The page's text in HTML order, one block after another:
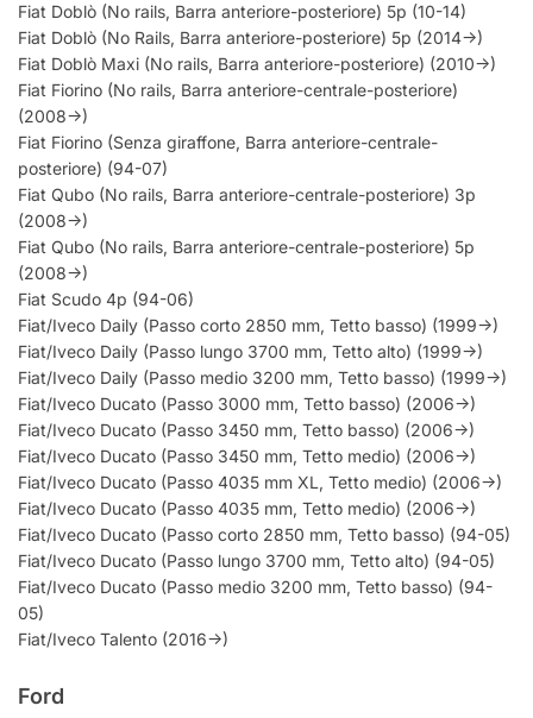
Fiat Doblò (No rails, Barra anteriore-posteriore) 5p (10-14)
Fiat Doblò (No Rails, Barra anteriore-posteriore) 5p (2014->)
Fiat Doblò Maxi (No rails, Barra anteriore-posteriore) (2010->)
Fiat Fiorino (No rails, Barra anteriore-centrale-posteriore)
(2008->)
Fiat Fiorino (Senza giraffone, Barra anteriore-centrale-
posteriore) (94-07)
Fiat Qubo (No rails, Barra anteriore-centrale-posteriore) 3p
(2008->)
Fiat Qubo (No rails, Barra anteriore-centrale-posteriore) 5p
(2008->)
Fiat Scudo 4p (94-06)
Fiat/Iveco Daily (Passo corto 2850 mm, Tetto basso) (1999->)
Fiat/Iveco Daily (Passo lungo 3700 mm, Tetto alto) (1999->)
Fiat/Iveco Daily (Passo medio 3200 mm, Tetto basso) (1999->)
Fiat/Iveco Ducato (Passo 3000 mm, Tetto basso) (2006->)
Fiat/Iveco Ducato (Passo 3450 mm, Tetto basso) (2006->)
Fiat/Iveco Ducato (Passo 3450 mm, Tetto medio) (2006->)
Fiat/Iveco Ducato (Passo 4035 mm XL, Tetto medio) (2006->)
Fiat/Iveco Ducato (Passo 4035 mm, Tetto medio) (2006->)
Fiat/Iveco Ducato (Passo corto 2850 mm, Tetto basso) (94-05)
Fiat/Iveco Ducato (Passo lungo 3700 mm, Tetto alto) (94-05)
Fiat/Iveco Ducato (Passo medio 3200 mm, Tetto basso) (94-
05)
Fiat/Iveco Talento (2016->)
Ford